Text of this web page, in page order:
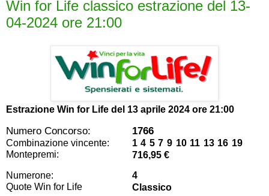
Win for Life classico estrazione del 13-
04-2024 ore 21:00
Estrazione Win for Life del 13 aprile 2024 ore 21:00
Numero Concorso: 1766
Combinazione vincente:
1 4 5 7 9 10 11 13 16 19
Montepremi:
716,95 €
Numerone:
4
Quote Win for Life
Classico